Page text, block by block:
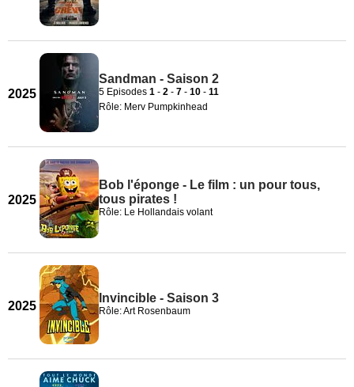
2025
Sandman - Saison 2
5 Episodes 1 - 2 - 7 - 10 - 11
Rôle: Merv Pumpkinhead
2025
Bob l'éponge - Le film : un pour tous,
tous pirates !
Rôle: Le Hollandais volant
2025
Invincible - Saison 3
Rôle: Art Rosenbaum